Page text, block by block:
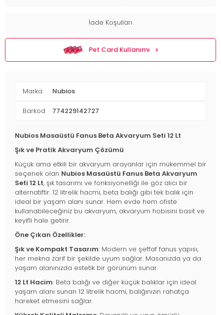
İade Koşulları
Pet Card Kullanımı
Marka Nubios
Barkod 774229142727
Nubios Masaüstü Fanus Beta Akvaryum Seti 12 Lt
Şık ve Pratik Akvaryum Çözümü
Küçük ama etkili bir akvaryum arayanlar için mükemmel bir
seçenek olan Nubios Masaüstü Fanus Beta Akvaryum
Seti 12 Lt, şık tasarımı ve fonksiyonelliği ile göz alıcı bir
alternatiftir. 12 litrelik hacmi, beta balığı gibi tek balık için
ideal bir yaşam alanı sunar. Hem evde hem ofiste
kullanabileceğiniz bu akvaryum, akvaryum hobisini basit ve
keyifli hale getirir.
Öne Çıkan Özellikler:
Şık ve Kompakt Tasarım: Modern ve şeffaf fanus yapısı,
her mekna zarif bir şekilde uyum sağlar. Masanızda ya da
yaşam alanınızda estetik bir görünüm sunar.
12 Lt Hacim: Beta balığı ve diğer küçük balıklar için ideal
yaşam alanı sunan 12 litrelik hacmi, balığınızın rahatça
hareket etmesini sağlar.